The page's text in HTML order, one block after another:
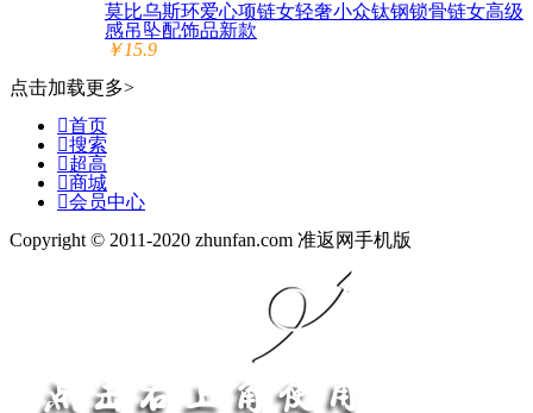
莫比乌斯环爱心项链女轻奢小众钛钢锁骨链女高级
感吊坠配饰品新款
￥15.9
点击加载更多>
首页
搜索
超高
商城
会员中心
Copyright © 2011-2020 zhunfan.com 准返网手机版